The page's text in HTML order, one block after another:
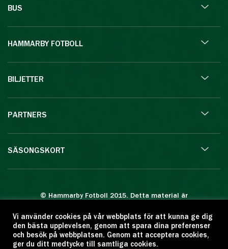
BUS
HAMMARBY FOTBOLL
BILJETTER
PARTNERS
SÄSONGSKORT
© Hammarby Fotboll 2015. Detta material är
Eftertryck eller annan kopiering är förbjuden.
Citera oss gärna men ange källan:
www.hammarbyfotboll.se. Ansvarig utgivare:
Vi använder cookies på vår webbplats för att kunna ge dig
den bästa upplevelsen, genom att spara dina preferenser
och besök på webbplatsen. Genom att acceptera cookies,
ger du ditt medtycke till samtliga cookies.